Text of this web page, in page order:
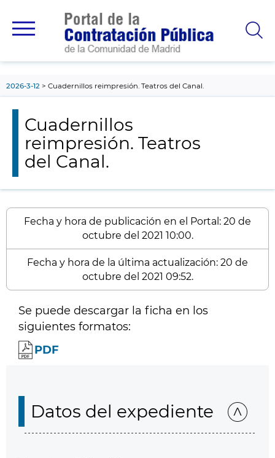
principal
2026-3-12 Cuadernillos reimpresión. Teatros del Canal.
Cuadernillos
reimpresión. Teatros
del Canal.
Fecha y hora de publicación en el Portal: 20 de
octubre del 2021 10:00.
Fecha y hora de la última actualización: 20 de
octubre del 2021 09:52.
Se puede descargar la ficha en los
siguientes formatos:
PDF
Datos del expediente